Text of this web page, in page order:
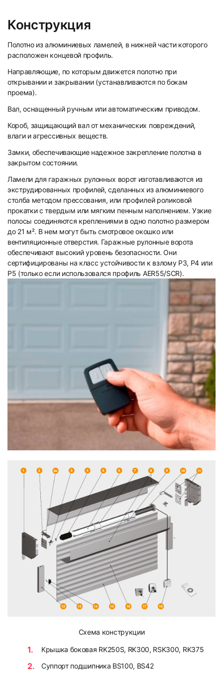
Конструкция
Полотно из алюминиевых ламелей, в нижней части которого
расположен концевой профиль.
Направляющие, по которым движется полотно при
открывании и закрывании (устанавливаются по бокам
проема).
Вал, оснащенный ручным или автоматическим приводом.
Короб, защищающий вал от механических повреждений,
влаги и агрессивных веществ.
Замки, обеспечивающие надежное закрепление полотна в
закрытом состоянии.
Ламели для гаражных рулонных ворот изготавливаются из
экструдированных профилей, сделанных из алюминиевого
столба методом прессования, или профилей роликовой
прокатки с твердым или мягким пенным наполнением. Узкие
полосы соединяются креплениями в одно полотно размером
до 21 м². В нем могут быть смотровое окошко или
вентиляционные отверстия. Гаражные рулонные ворота
обеспечивают высокий уровень безопасности. Они
сертифицированы на класс устойчивости к взлому Р3, Р4 или
Р5 (только если использовался профиль AER55/SCR).
Схема конструкции
Крышка боковая RK250S, RK300, RSK300, RK375
Суппорт подшипника BS100, BS42